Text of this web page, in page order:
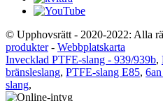
© Upphovsrätt - 2020-2022: Alla
produkter- Webbplatskarta
Invecklad PTFE-slang - 939/939b,
bränsleslang, PTFE-slang E85,
slang,